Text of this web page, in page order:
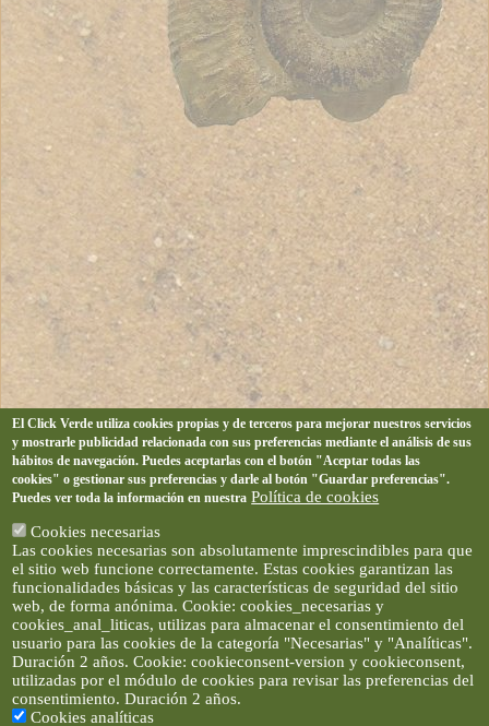
El Click Verde utiliza cookies propias y de terceros para mejorar nuestros servicios
y mostrarle publicidad relacionada con sus preferencias mediante el análisis de sus
hábitos de navegación. Puedes aceptarlas con el botón "Aceptar todas las
cookies" o gestionar sus preferencias y darle al botón "Guardar preferencias".
Puedes ver toda la información en nuestra Política de cookies
Cookies necesarias
Las cookies necesarias son absolutamente imprescindibles para que
el sitio web funcione correctamente. Estas cookies garantizan las
funcionalidades básicas y las características de seguridad del sitio
web, de forma anónima. Cookie: cookies_necesarias y
cookies_anal_liticas, utilizas para almacenar el consentimiento del
usuario para las cookies de la categoría "Necesarias" y "Analíticas".
Duración 2 años. Cookie: cookieconsent-version y cookieconsent,
utilizadas por el módulo de cookies para revisar las preferencias del
consentimiento. Duración 2 años.
Cookies analíticas